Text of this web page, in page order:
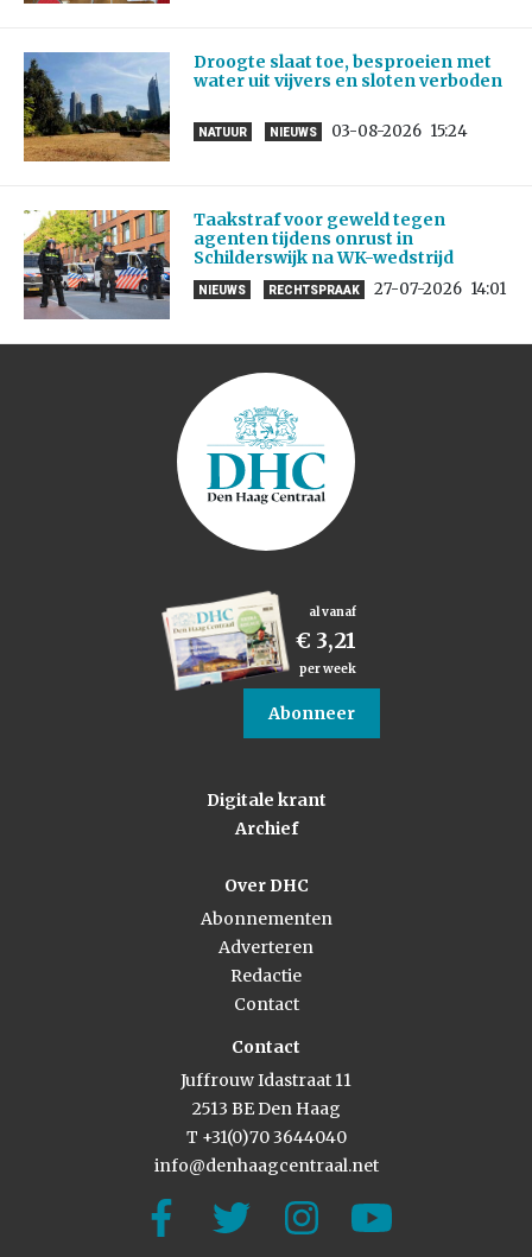
Droogte slaat toe, besproeien met
water uit vijvers en sloten verboden
NATUUR NIEUWS 03-08-2026 15:24
Taakstraf voor geweld tegen
agenten tijdens onrust in
Schilderswijk na WK-wedstrijd
NIEUWS RECHTSPRAAK 27-07-2026 14:01
al vanaf
€ 3,21
per week
Abonneer
Digitale krant
Archief
Over DHC
Abonnementen
Adverteren
Redactie
Contact
Contact
Juffrouw Idastraat 11
2513 BE Den Haag
T +31(0)70 3644040
info@denhaagcentraal.net